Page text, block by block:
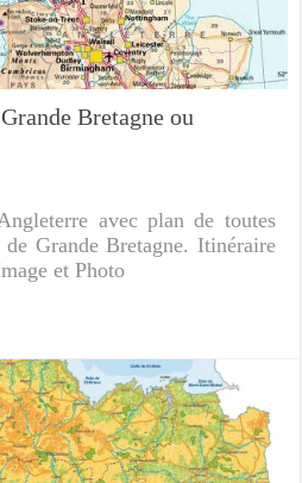
Bretagne ou
avec plan de toutes
Grande Bretagne. Itinéraire
et Photo